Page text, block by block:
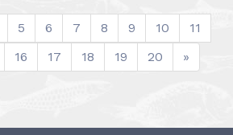
5 6 7 8 9 10
11
16 17 18 19 20 »